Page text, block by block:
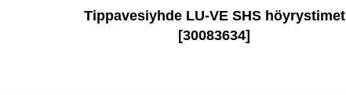
Tippavesiyhde LU-VE SHS höyrystimet
[30083634]